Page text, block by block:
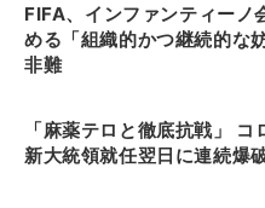
FIFA、インファンティーノ
める「組織的かつ継続的な
非難
「麻薬テロと徹底抗戦」 コ
新大統領就任翌日に連続爆